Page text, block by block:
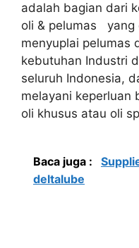
adalah bagian dari
oli & pelumas yang
menyuplai pelumas
kebutuhan Industri
seluruh Indonesia,
melayani keperluan
oli khusus atau oli
Baca juga :
deltalube